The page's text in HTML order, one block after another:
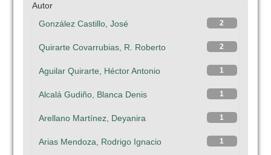
Autor
2
González Castillo, José
2
Quirarte Covarrubias, R. Roberto
1
Aguilar Quirarte, Héctor Antonio
1
Alcalá Gudiño, Blanca Denis
1
Arellano Martínez, Deyanira
1
Arias Mendoza, Rodrigo Ignacio